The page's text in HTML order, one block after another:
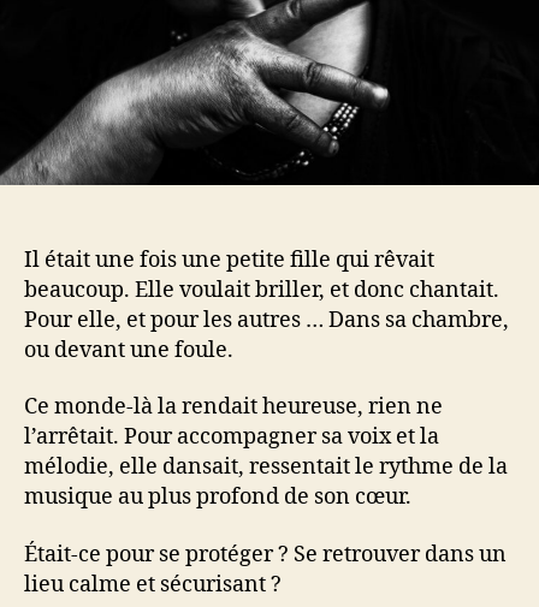
Il était une fois une petite fille qui rêvait
beaucoup. Elle voulait briller, et donc chantait.
Pour elle, et pour les autres … Dans sa chambre,
ou devant une foule.
Ce monde-là la rendait heureuse, rien ne
l’arrêtait. Pour accompagner sa voix et la
mélodie, elle dansait, ressentait le rythme de la
musique au plus profond de son cœur.
Était-ce pour se protéger ? Se retrouver dans un
lieu calme et sécurisant ?